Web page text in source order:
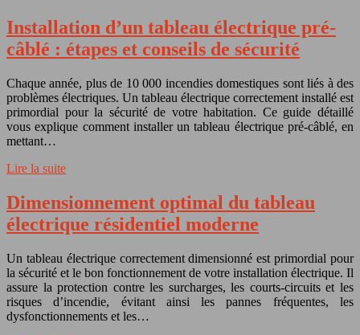
Installation d’un tableau électrique pré-
câblé : étapes et conseils de sécurité
Chaque année, plus de 10 000 incendies domestiques sont liés à des
problèmes électriques. Un tableau électrique correctement installé est
primordial pour la sécurité de votre habitation. Ce guide détaillé
vous explique comment installer un tableau électrique pré-câblé, en
mettant…
Lire la suite
Dimensionnement optimal du tableau
électrique résidentiel moderne
Un tableau électrique correctement dimensionné est primordial pour
la sécurité et le bon fonctionnement de votre installation électrique. Il
assure la protection contre les surcharges, les courts-circuits et les
risques d’incendie, évitant ainsi les pannes fréquentes, les
dysfonctionnements et les…